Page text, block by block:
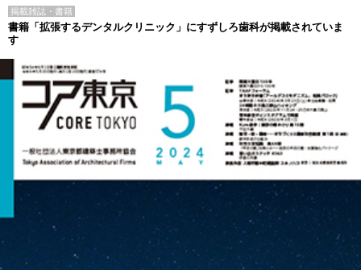
掲載雑誌・書籍
書籍「拡張するデンタルクリニック」にすずしろ歯科が掲載されていま
す